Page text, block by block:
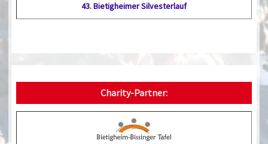
43. Bietig­heimer Silvester­lauf
Charity-Partner: